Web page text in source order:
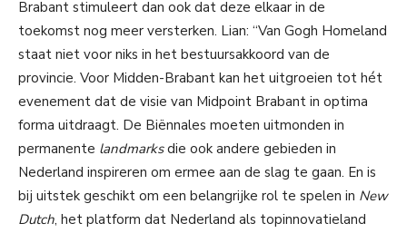
Brabant stimuleert dan ook dat deze elkaar in de
toekomst nog meer versterken. Lian: “Van Gogh Homeland
staat niet voor niks in het bestuursakkoord van de
provincie. Voor Midden-Brabant kan het uitgroeien tot hét
evenement dat de visie van Midpoint Brabant in optima
forma uitdraagt. De Biënnales moeten uitmonden in
permanente landmarksdie ook andere gebieden in
Nederland inspireren om ermee aan de slag te gaan. En is
bij uitstek geschikt om een belangrijke rol te spelen in New
Dutch, het platform dat Nederland als topinnovatieland